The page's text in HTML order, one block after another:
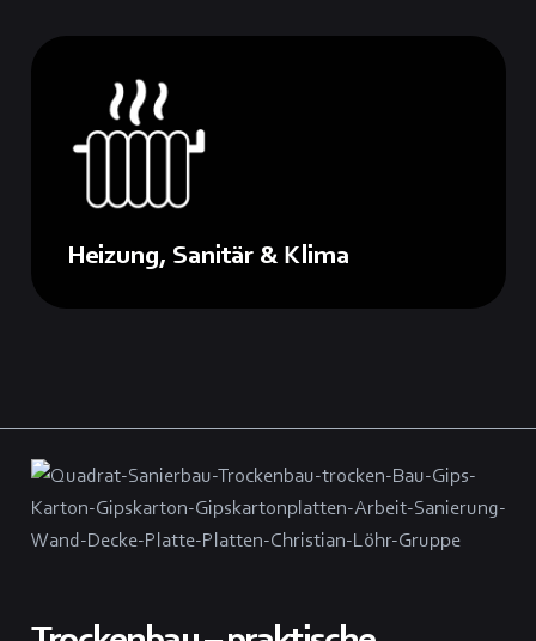
Heizung, Sanitär & Klima